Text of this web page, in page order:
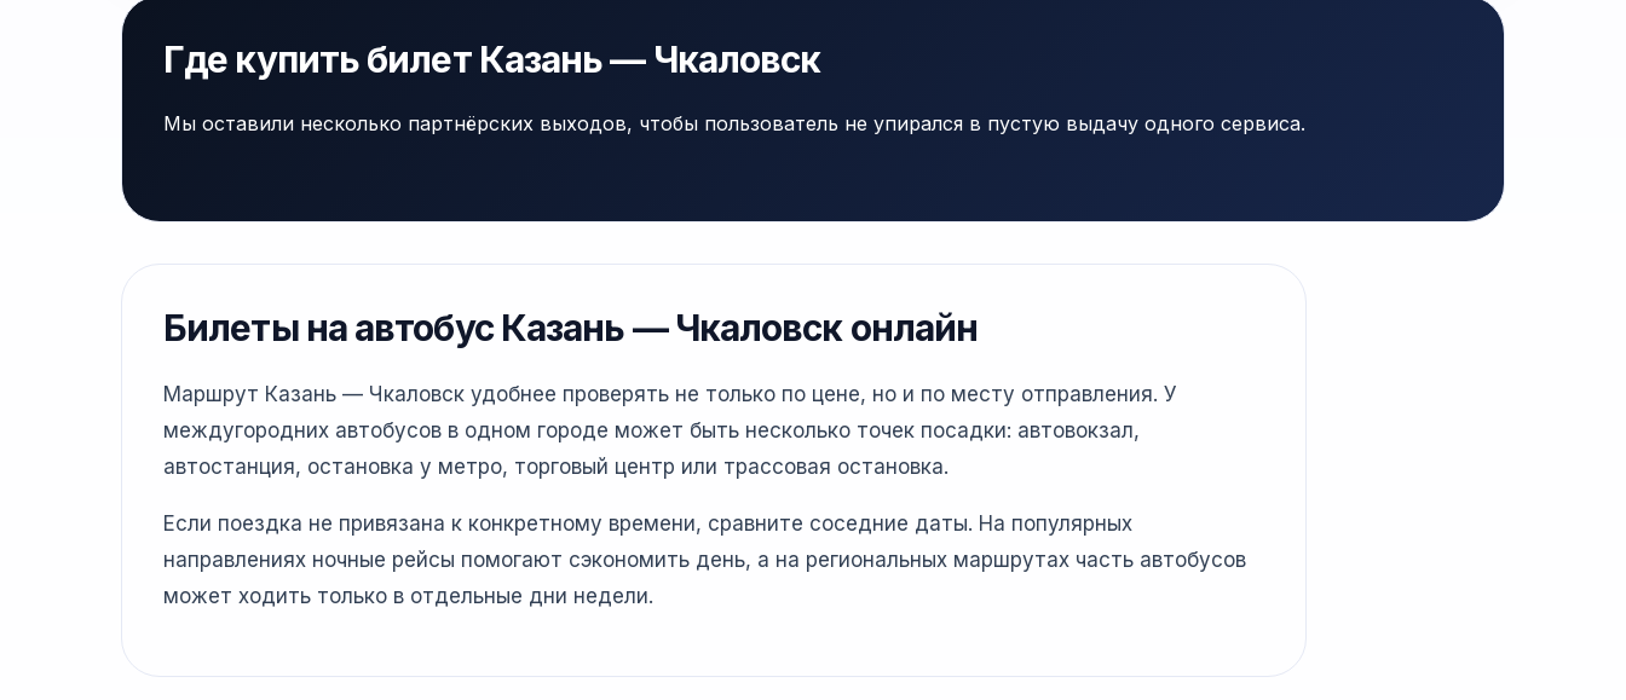
Где купить билет Казань — Чкаловск
Мы оставили несколько партнёрских выходов, чтобы пользователь не упирался в пустую выдачу одного сервиса.
Билеты на автобус Казань — Чкаловск онлайн
Маршрут Казань — Чкаловск удобнее проверять не только по цене, но и по месту отправления. У
междугородних автобусов в одном городе может быть несколько точек посадки: автовокзал,
автостанция, остановка у метро, торговый центр или трассовая остановка.
Если поездка не привязана к конкретному времени, сравните соседние даты. На популярных
направлениях ночные рейсы помогают сэкономить день, а на региональных маршрутах часть автобусов
может ходить только в отдельные дни недели.